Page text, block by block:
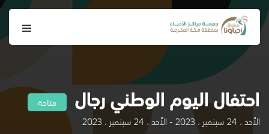
احتفال اليوم الوطني رجال متاحة
الأحد ، 24 سبتمبر ، 2023 - الأحد ، 24 سبتمبر ، 2023